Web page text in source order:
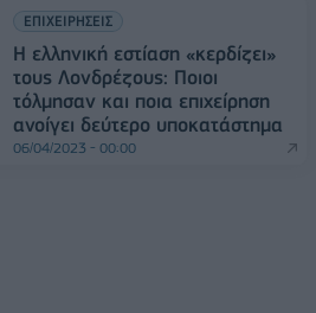
ΕΠΙΧΕΙΡΗΣΕΙΣ
Η ελληνική εστίαση «κερδίζει»
τους Λονδρέζους: Ποιοι
τόλμησαν και ποια επιχείρηση
ανοίγει δεύτερο υποκατάστημα
06/04/2023 - 00:00